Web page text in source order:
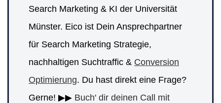
Search Marketing & KI der Universität
Münster. Eico ist Dein Ansprechpartner
für Search Marketing Strategie,
nachhaltigen Suchtraffic & Conversion
Optimierung. Du hast direkt eine Frage?
Gerne! ▶▶ Buch' dir deinen Call mit